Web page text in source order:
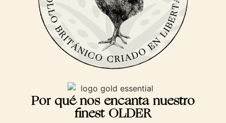
Por qué nos encanta nuestro
finest OLDER